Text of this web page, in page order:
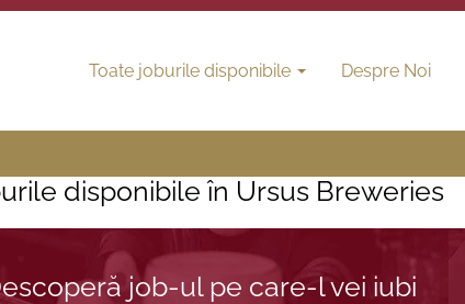
Toate joburile disponibile Despre Noi
disponibile în Ursus Breweries
job-ul pe care-l vei iubi